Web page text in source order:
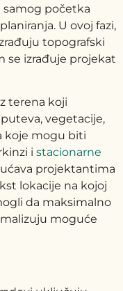
samog početka
U ovoj fazi,
topografski
se izrađuje projekat
terena koji
vegetacije,
koje mogu biti
i stacionarne
projektantima
lokacije na kojoj
da maksimalno
moguće